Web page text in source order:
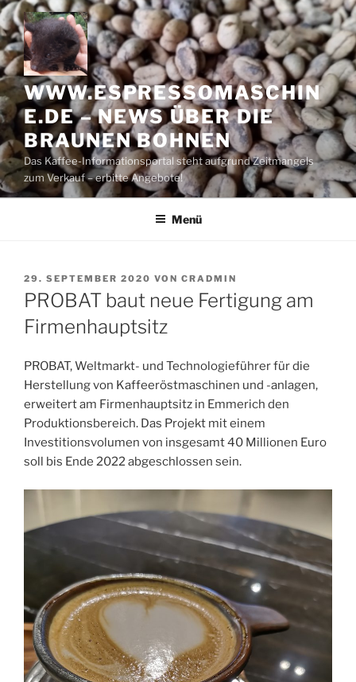
Zum
Inhalt
springen
WWW.ESPRESSOMASCHIN
E.DE – NEWS ÜBER DIE
BRAUNEN BOHNEN
Das Kaffee-Informationsportal steht aufgrund Zeitmangels
zum Verkauf – erbitte Angebote!
Menü
VERÖFFENTLICHT
AM
29. SEPTEMBER 2020 VON CRADMIN
PROBAT baut neue Fertigung am
Firmenhauptsitz
PROBAT, Weltmarkt- und Technologieführer für die
Herstellung von Kaffeeröstmaschinen und -anlagen,
erweitert am Firmenhauptsitz in Emmerich den
Produktionsbereich. Das Projekt mit einem
Investitionsvolumen von insgesamt 40 Millionen Euro
soll bis Ende 2022 abgeschlossen sein.